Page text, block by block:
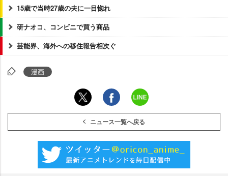
15歳で当時27歳の夫に一目惚れ
研ナオコ、コンビニで買う商品
芸能界、海外への移住報告相次ぐ
漫画
ニュース一覧へ戻る